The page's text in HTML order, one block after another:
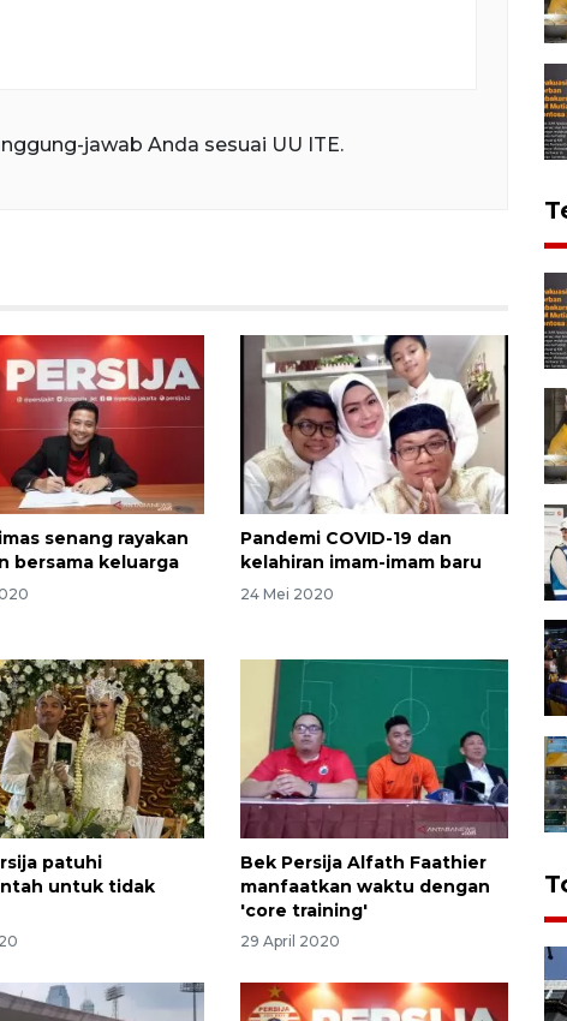
jawab Anda sesuai UU ITE.
senang rayakan
bersama keluarga
Pandemi COVID-19 dan
kelahiran imam-imam baru
24 Mei 2020
patuhi
untuk tidak
Bek Persija Alfath Faathier
manfaatkan waktu dengan
'core training'
29 April 2020